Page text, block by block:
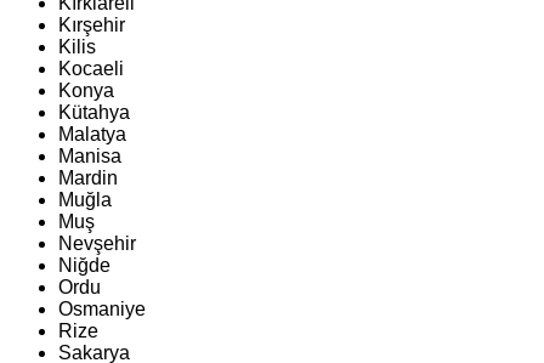
Kırşehir
Kilis
Kocaeli
Konya
Kütahya
Malatya
Manisa
Mardin
Muğla
Muş
Nevşehir
Niğde
Ordu
Osmaniye
Rize
Sakarya